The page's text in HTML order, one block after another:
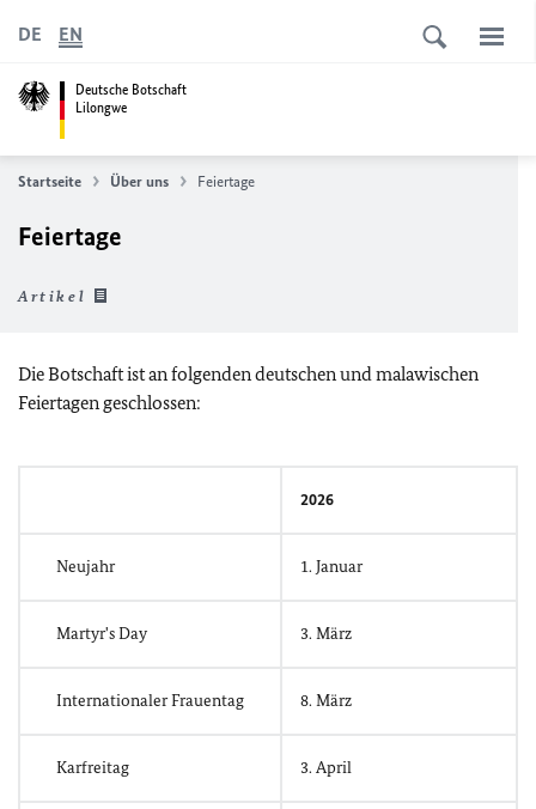
Deutsche Botschaft
Lilongwe
DE EN
Startseite Über uns Feiertage
Feiertage
Artikel
Die Botschaft ist an folgenden deutschen und malawischen
Feiertagen geschlossen:
2026
Neujahr 1. Januar
Martyr's Day 3. März
Internationaler Frauentag 8. März
Karfreitag 3. April